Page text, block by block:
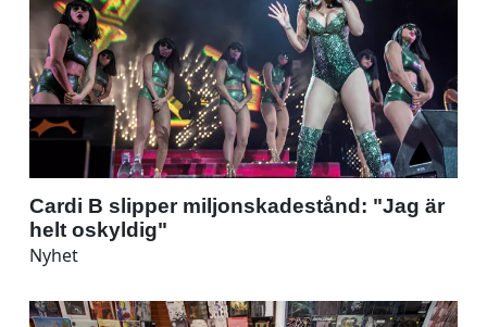
Cardi B slipper miljonskadestånd: "Jag är
helt oskyldig"
Nyhet